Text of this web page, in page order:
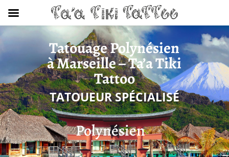
Tatouage Polynésien
à Marseille – Ta’a Tiki
Tattoo
TATOUEUR SPÉCIALISÉ
Polynésien